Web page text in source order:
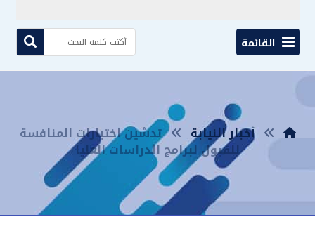
القائمة
أخبار النيابة تدشين اختبارات المنافسة
للقبول لبرامج الدراسات العليا